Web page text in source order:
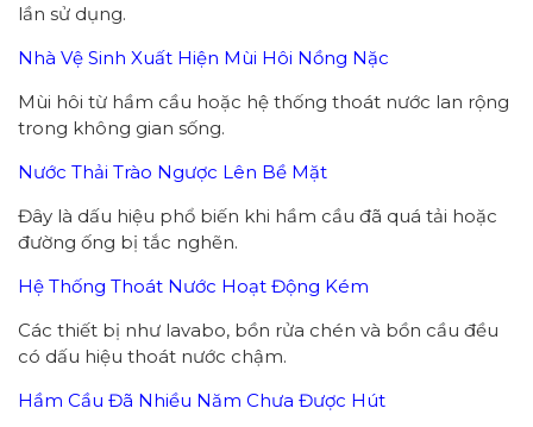
lần sử dụng.
Nhà Vệ Sinh Xuất Hiện Mùi Hôi Nồng Nặc
Mùi hôi từ hầm cầu hoặc hệ thống thoát nước lan rộng
trong không gian sống.
Nước Thải Trào Ngược Lên Bề Mặt
Đây là dấu hiệu phổ biến khi hầm cầu đã quá tải hoặc
đường ống bị tắc nghẽn.
Hệ Thống Thoát Nước Hoạt Động Kém
Các thiết bị như lavabo, bồn rửa chén và bồn cầu đều
có dấu hiệu thoát nước chậm.
Hầm Cầu Đã Nhiều Năm Chưa Được Hút